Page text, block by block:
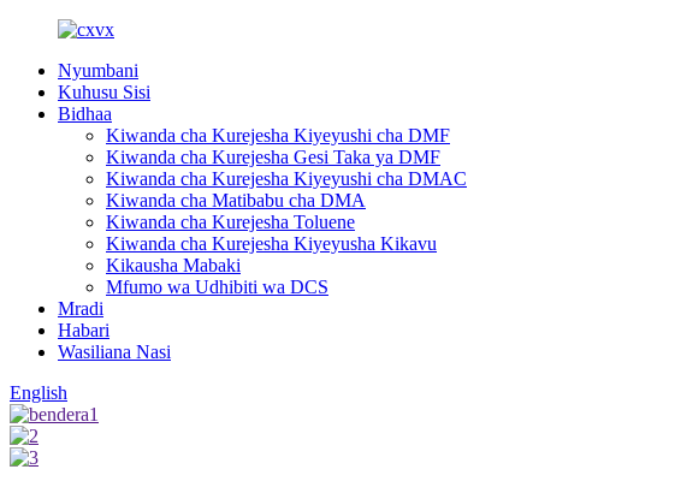
Nyumbani
Kuhusu Sisi
Bidhaa
Kiwanda cha Kurejesha Kiyeyushi cha DMF
Kiwanda cha Kurejesha Gesi Taka ya DMF
Kiwanda cha Kurejesha Kiyeyushi cha DMAC
Kiwanda cha Matibabu cha DMA
Kiwanda cha Kurejesha Toluene
Kiwanda cha Kurejesha Kiyeyusha Kikavu
Kikausha Mabaki
Mfumo wa Udhibiti wa DCS
Mradi
Habari
Wasiliana Nasi
English